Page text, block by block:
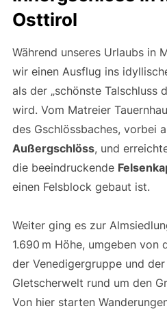
Osttirol
Während unseres Urlaubs in
wir einen Ausflug ins
als der „schönste Talschluss
wird. Vom Matreier
des Gschlössbaches, vorbei
Außergschlöss, und
die beeindruckende
einen Felsblock gebaut ist.
Weiter ging es zur
1.690 m Höhe, umgeben von
der Venedigergruppe und
Gletscherwelt rund um den
Von hier starten